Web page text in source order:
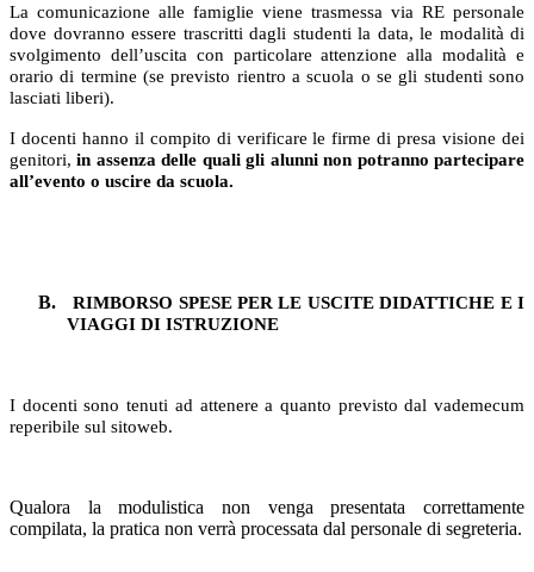
La comunicazione alle famiglie viene trasmessa via RE personale
dove dovranno essere trascritti dagli studenti la data, le modalità di
svolgimento dell’uscita con particolare attenzione alla modalità e
orario di termine (se previsto rientro a scuola o se gli studenti sono
lasciati liberi).
I docenti hanno il compito di verificare le firme di presa visione dei
genitori,in assenza delle quali gli alunni non potranno partecipare
all’evento o uscire da scuola.
B.
RIMBORSO SPESE PER LE USCITE DIDATTICHE E I
VIAGGI DI ISTRUZIONE
I docenti sono tenuti ad attenere a quanto previsto dal vademecum
reperibile sul sitoweb.
Qualora la modulistica non venga presentata correttamente
compilata, la pratica non verrà processata dal personale di segreteria.